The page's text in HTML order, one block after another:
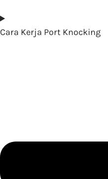
Cara Kerja Port Knocking